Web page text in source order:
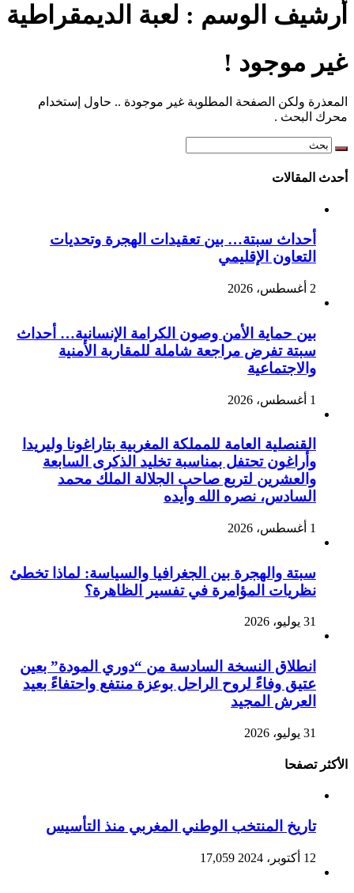
أرشيف الوسم : لعبة الديمقراطية
غير موجود !
المعذرة ولكن الصفحة المطلوبة غير موجودة .. حاول إستخدام
محرك البحث .
أحدث المقالات
أحداث سبتة… بين تعقيدات الهجرة وتحديات
التعاون الإقليمي
2 أغسطس، 2026
بين حماية الأمن وصون الكرامة الإنسانية… أحداث
سبتة تفرض مراجعة شاملة للمقاربة الأمنية
والاجتماعية
1 أغسطس، 2026
القنصلية العامة للمملكة المغربية بتاراغونا وليريدا
وأراغون تحتفل بمناسبة تخليد الذكرى السابعة
والعشرين لتربع صاحب الجلالة الملك محمد
السادس، نصره الله وأيده
1 أغسطس، 2026
سبتة والهجرة بين الجغرافيا والسياسة: لماذا تخطئ
نظريات المؤامرة في تفسير الظاهرة؟
31 يوليو، 2026
انطلاق النسخة السادسة من “دوري المودة” بعين
عتيق وفاءً لروح الراحل بوعزة منتفع واحتفاءً بعيد
العرش المجيد
31 يوليو، 2026
الأكثر تصفحا
تاريخ المنتخب الوطني المغربي منذ التأسيس
12 أكتوبر، 2024 17,059